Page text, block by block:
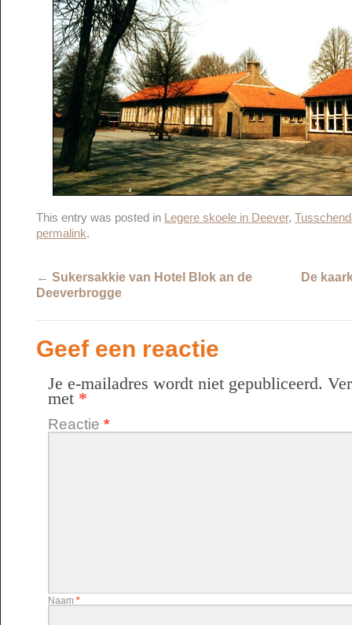
This entry was posted in Legere skoele in Deever,
permalink.
← Sukersakkie van Hotel Blok an de
Deeverbrogge
De
Geef een reactie
Je e-mailadres wordt niet gepubliceerd.
met *
Reactie *
Naam *